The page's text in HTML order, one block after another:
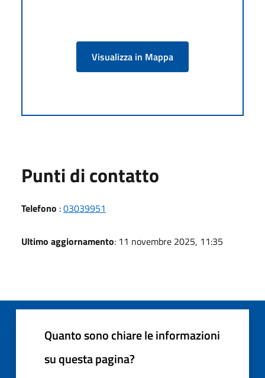
Visualizza in Mappa
Punti di contatto
Telefono :03039951
Ultimo aggiornamento: 11 novembre 2025, 11:35
Quanto sono chiare le informazioni
su questa pagina?